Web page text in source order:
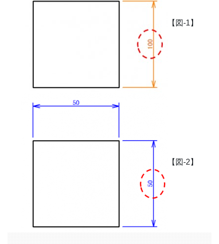
【図-1】
【図-2】